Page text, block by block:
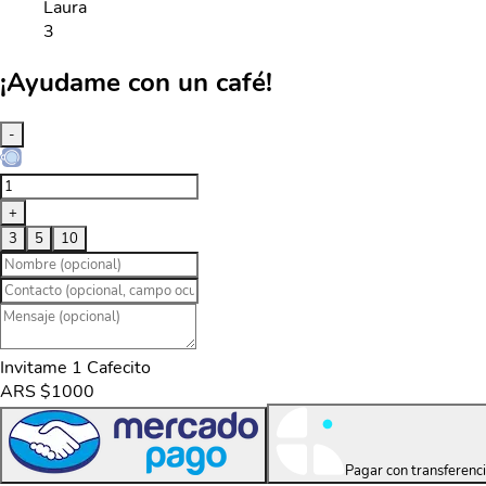
Laura
3
¡Ayudame con un café!
-
+
3
5 10
Invitame 1 Cafecito
ARS $1000
Pagar con